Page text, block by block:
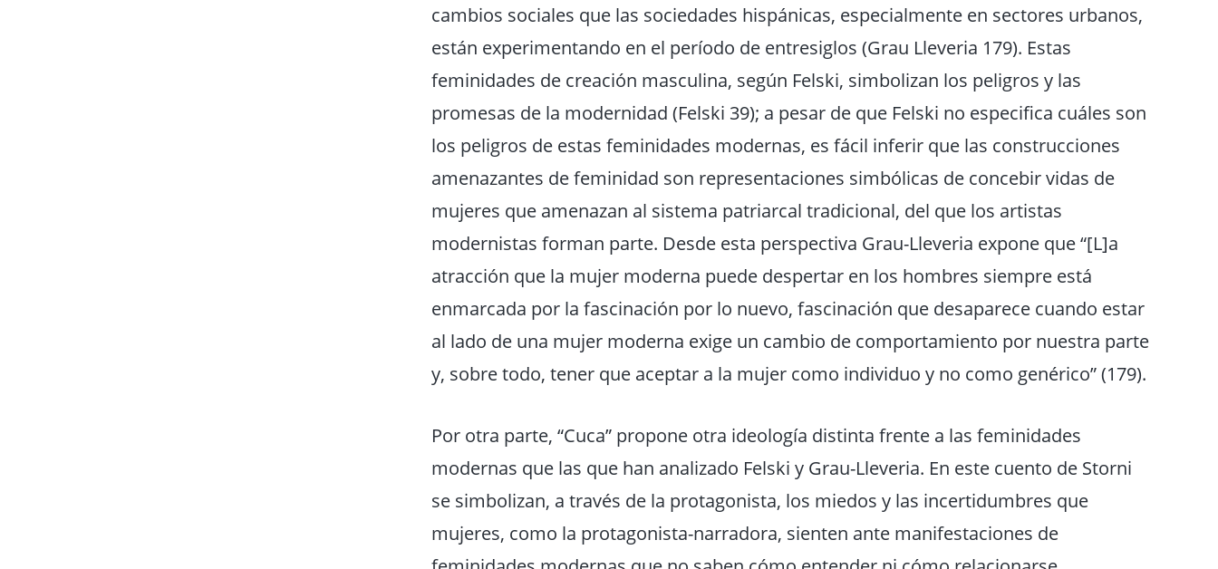
cambios sociales que las sociedades hispánicas, especialmente en sectores urbanos,
están experimentando en el período de entresiglos (Grau Lleveria 179). Estas
feminidades de creación masculina, según Felski, simbolizan los peligros y las
promesas de la modernidad (Felski 39); a pesar de que Felski no especifica cuáles son
los peligros de estas feminidades modernas, es fácil inferir que las construcciones
amenazantes de feminidad son representaciones simbólicas de concebir vidas de
mujeres que amenazan al sistema patriarcal tradicional, del que los artistas
modernistas forman parte. Desde esta perspectiva Grau-Lleveria expone que “[L]a
atracción que la mujer moderna puede despertar en los hombres siempre está
enmarcada por la fascinación por lo nuevo, fascinación que desaparece cuando estar
al lado de una mujer moderna exige un cambio de comportamiento por nuestra parte
y, sobre todo, tener que aceptar a la mujer como individuo y no como genérico” (179).
Por otra parte, “Cuca” propone otra ideología distinta frente a las feminidades
modernas que las que han analizado Felski y Grau-Lleveria. En este cuento de Storni
se simbolizan, a través de la protagonista, los miedos y las incertidumbres que
mujeres, como la protagonista-narradora, sienten ante manifestaciones de